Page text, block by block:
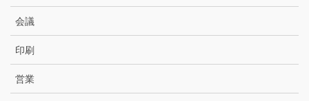
会議
印刷
営業